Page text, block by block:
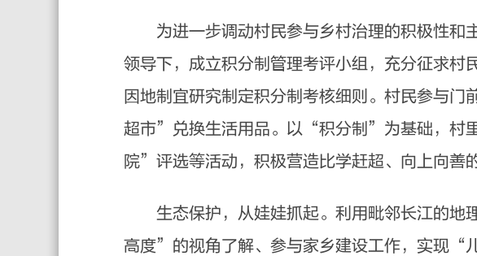
为进一步调动村民参与乡村治理的积极性和
领导下，成立积分制管理考评小组，充分征求村
因地制宜研究制定积分制考核细则。村民参与
超市”兑换生活用品。以“积分制”为基础，
院”评选等活动，积极营造比学赶超、向上向善
生态保护，从娃娃抓起。利用毗邻长江的地
高度”的视角了解、参与家乡建设工作，实现